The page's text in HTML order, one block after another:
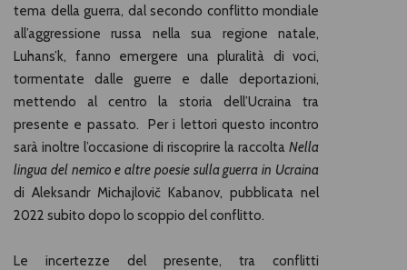
tema della guerra, dal secondo conflitto mondiale
all’aggressione russa nella sua regione natale,
Luhans’k, fanno emergere una pluralità di voci,
tormentate dalle guerre e dalle deportazioni,
mettendo al centro la storia dell’Ucraina tra
presente e passato. Per i lettori questo incontro
sarà inoltre l’occasione di riscoprire la raccolta Nella
lingua del nemico e altre poesie sulla guerra in Ucraina
di Aleksandr Michajlovič Kabanov, pubblicata nel
2022 subito dopo lo scoppio del conflitto.
Le incertezze del presente, tra conflitti